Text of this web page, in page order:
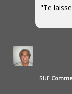
"Te
sur